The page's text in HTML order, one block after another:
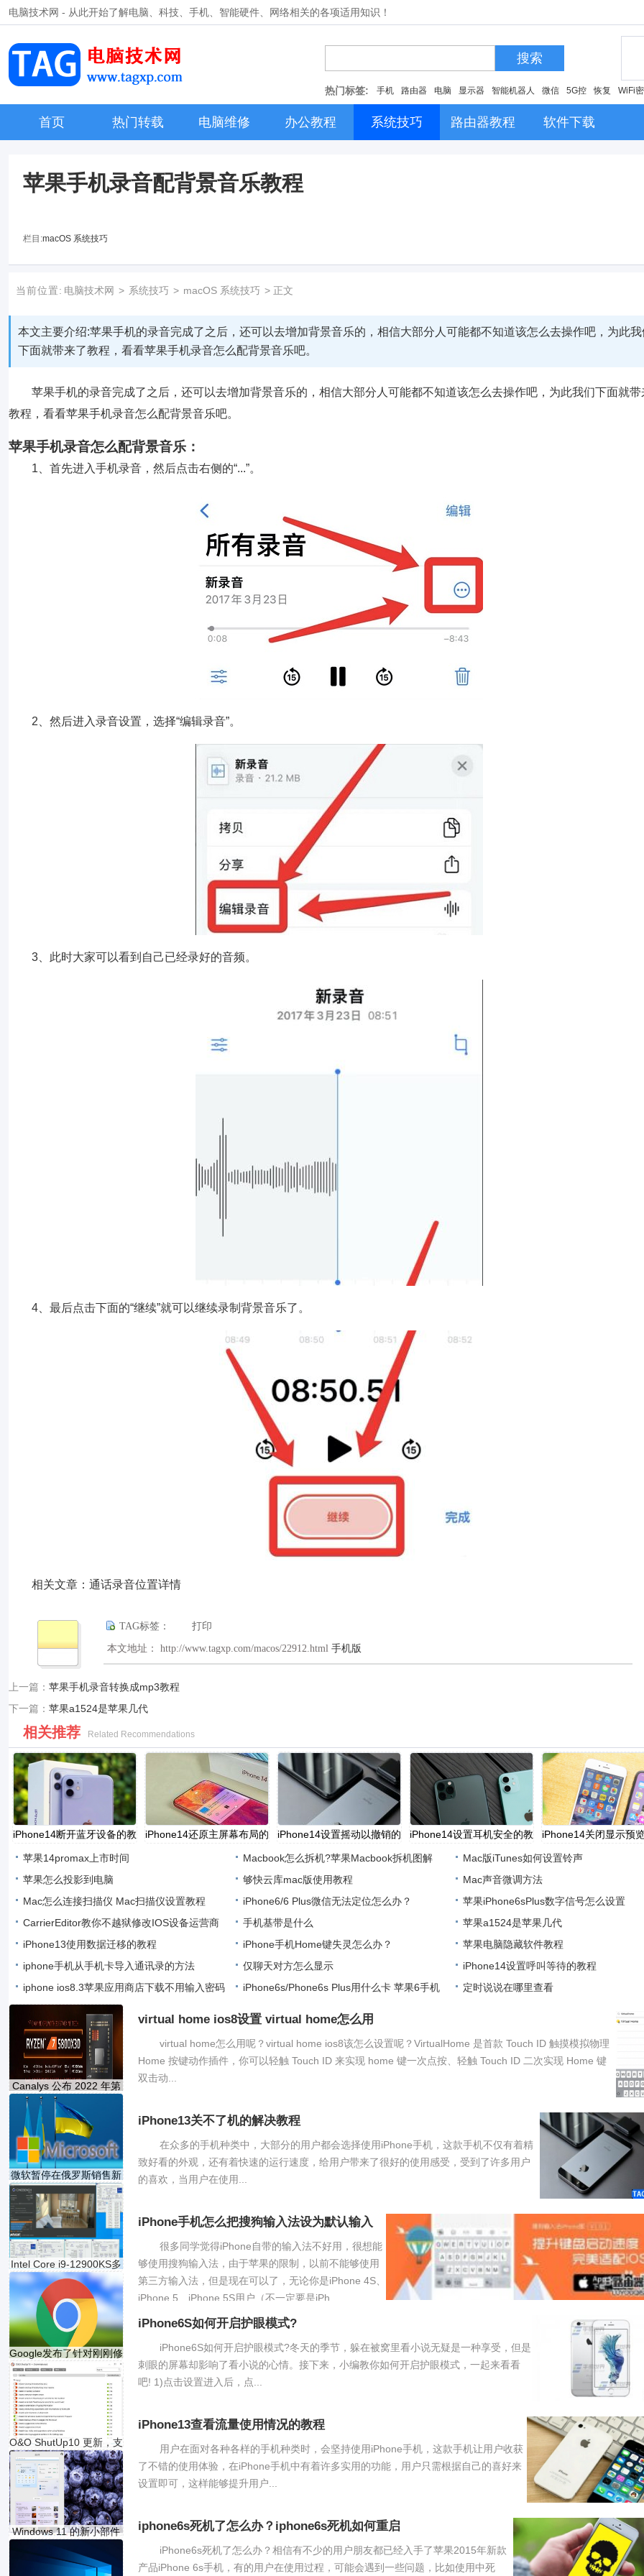
电脑技术网 - 从此开始了解电脑、科技、手机、智能硬件、网络相关的各项适用知识！
搜索
热门标签: 手机 路由器 电脑 显示器 智能机器人 微信 5G控 恢复 WiFi
首页 热门转载 电脑维修 办公教程 系统技巧 路由器教程 软件下载
苹果手机录音配背景音乐教程
栏目:macOS 系统技巧
当前位置: 电脑技术网 > 系统技巧 > macOS 系统技巧 > 正文
本文主要介绍:苹果手机的录音完成了之后，还可以去增加背景音乐的，相信大部分人可能都不知道该怎么去操作吧，为此我
下面就带来了教程，看看苹果手机录音怎么配背景音乐吧。
苹果手机的录音完成了之后，还可以去增加背景音乐的，相信大部分人可能都不知道该怎么去操作吧，为此我们下面就带
教程，看看苹果手机录音怎么配背景音乐吧。
苹果手机录音怎么配背景音乐：
1、首先进入手机录音，然后点击右侧的“...”。
2、然后进入录音设置，选择“编辑录音”。
3、此时大家可以看到自己已经录好的音频。
4、最后点击下面的“继续”就可以继续录制背景音乐了。
相关文章：通话录音位置详情
TAG标签： 打印
本文地址： http://www.tagxp.com/macos/22912.html 手机版
上一篇： 苹果手机录音转换成mp3教程
下一篇： 苹果a1524是苹果几代
相关推荐 Related Recommendations
​iPhone14断开蓝牙设备的教 ​iPhone14还原主屏幕布局的 ​iPhone14设置摇动以撤销的 ​iPhone14设置耳机安全的教 ​iPhone14关闭显示预
苹果14promax上市时间 Macbook怎么拆机?苹果Macbook拆机图解
Mac版iTunes如何设置铃声
苹果怎么投影到电脑
够快云库mac版使用教程
Mac声音微调方法
Mac怎么连接扫描仪 Mac扫描仪设置教程
iPhone6/6 Plus微信无法定位怎么办？
苹果iPhone6sPlus数字信号怎么设置
CarrierEditor教你不越狱修改IOS设备运营商
logo
手机基带是什么
苹果a1524是苹果几代
iPhone13使用数据迁移的教程
iPhone手机Home键失灵怎么办？
苹果电脑隐藏软件教程
iphone手机从手机卡导入通讯录的方法
仅聊天对方怎么显示
​iPhone14设置呼叫等待的教程
iphone ios8.3苹果应用商店下载不用输入密码
iPhone6s/Phone6s Plus用什么卡 苹果6手机
定时说说在哪里查看
Canalys 公布 2022 年第
一季度
微软暂停在俄罗斯销售新
Intel Core i9-12900KS多
核成绩
Google发布了针对刚刚修
补
O&O ShutUp10 更新，支
持 wi
Windows 11 的新小部件
virtual home ios8设置 virtual home怎么用
virtual home怎么用呢？virtual home ios8该怎么设置呢？VirtualHome 是首款 Touch ID 触摸模拟物理
Home 按键动作插件，你可以轻触 Touch ID 来实现 home 键一次点按、轻触 Touch ID 二次实现 Home 键
双击动...
​iPhone13关不了机的解决教程
在众多的手机种类中，大部分的用户都会选择使用iPhone手机，这款手机不仅有着精
致好看的外观，还有着快速的运行速度，给用户带来了很好的使用感受，受到了许多用户
的喜欢，当用户在使用...
iPhone手机怎么把搜狗输入法设为默认输入
很多同学觉得iPhone自带的输入法不好用，很想能
够使用搜狗输入法，由于苹果的限制，以前不能够使用
第三方输入法，但是现在可以了，无论你是iPhone 4S、
iPhone 5、iPhone 5S用户（不一定要是iPh...
iPhone6S如何开启护眼模式?
iPhone6S如何开启护眼模式?冬天的季节，躲在被窝里看小说无疑是一种享受，但是
刺眼的屏幕却影响了看小说的心情。接下来，小编教你如何开启护眼模式，一起来看看
吧! 1)点击设置进入后，点...
iPhone13查看流量使用情况的教程
用户在面对各种各样的手机种类时，会坚持使用iPhone手机，这款手机让用户收获
了不错的使用体验，在iPhone手机中有着许多实用的功能，用户只需根据自己的喜好来
设置即可，这样能够提升用户...
iphone6s死机了怎么办？iphone6s死机如何重启
iPhone6s死机了怎么办？相信有不少的用户朋友都已经入手了苹果2015年新款
产品iPhone 6s手机，有的用户在使用过程，可能会遇到一些问题，比如使用中死